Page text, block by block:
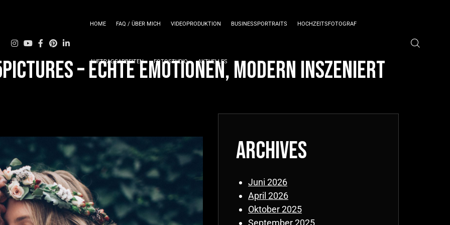
HOME FAQ / ÜBER MICH VIDEOPRODUKTION BUSINESSPORTRAITS HOCHZEITSFOTOGRAF
AUFTRAGSARBEITEN FOTOSTUDIO AKTUELLES
– Echte Emotionen, modern inszeniert
Archives
Juni 2026
April 2026
Oktober 2025
September 2025